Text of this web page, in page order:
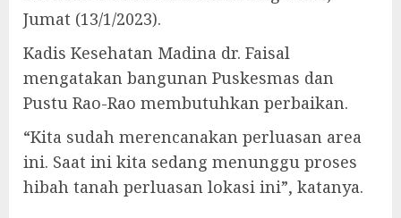
Jumat (13/1/2023).
Kadis Kesehatan Madina dr. Faisal
mengatakan bangunan Puskesmas dan
Pustu Rao-Rao membutuhkan perbaikan.
“Kita sudah merencanakan perluasan area
ini. Saat ini kita sedang menunggu proses
hibah tanah perluasan lokasi ini”, katanya.